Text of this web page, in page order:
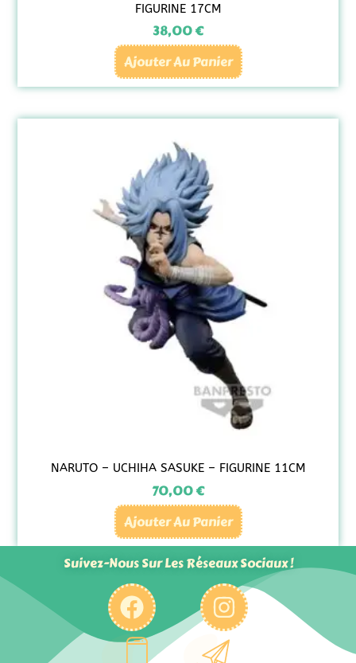
FIGURINE 17CM
38,00€
Ajouter Au Panier
NARUTO – UCHIHA SASUKE – FIGURINE 11CM
70,00€
Ajouter Au Panier
Suivez-Nous Sur Les Réseaux Sociaux !